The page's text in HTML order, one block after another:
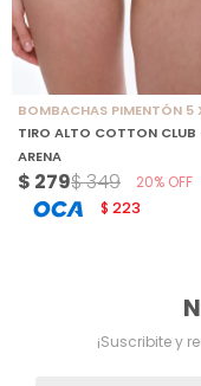
BOMBACHAS PIMENTÓN 5
TIRO ALTO COTTON
ARENA
$ 279$349 20
$ 223
¡Suscribite y